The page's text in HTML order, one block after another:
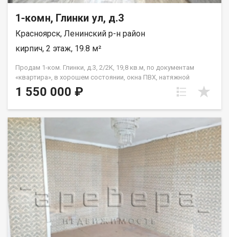
1-комн, Глинки ул, д.3
Красноярск, Ленинский р-н район
кирпич, 2 этаж, 19.8 м²
Продам 1-ком. Глинки, д.3, 2/2К, 19,8 кв.м, по документам
«квартира», в хорошем состоянии, окна ПВХ, натяжной
потолок, на полу линолеум, совмещенный санузел. Квартира
не требует вложений, «заходи и живи». В шаговой
собственник, материнский капитал при покупке не
использовался, чистая продажа, цена 1550 т.р.
1 550 000 ₽